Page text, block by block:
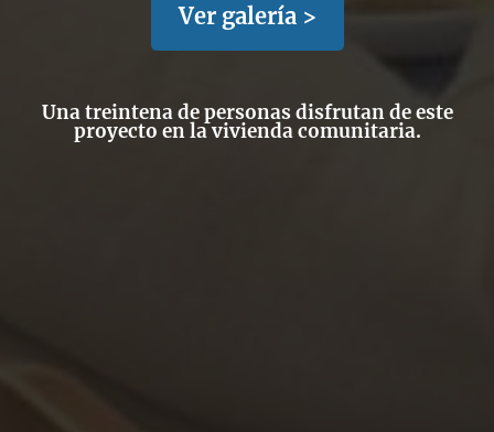
Ver galería >
Una treintena de personas disfrutan de este
proyecto en la vivienda comunitaria.